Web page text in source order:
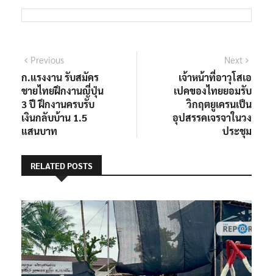
แนะแนว
เรื่อง
PreviousPrevious
post:
ก.แรงงาน รับสมัคร
ชายไทยฝึกงานญี่ปุ่น
3 ปี ฝึกงานครบรับ
เงินกลับบ้าน 1.5
แสนบาท
Next
เจ้าหน้าที่อาวุโสเอ
เปคของไทยยอมรับ
วิกฤตยูเครนเป็น
อุปสรรคเจรจาในวง
ประชุม
RELATED POSTS